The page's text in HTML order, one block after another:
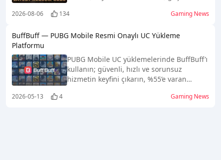
sayfada.
2026-08-06 134 Gaming News
BuffBuff — PUBG Mobile Resmi Onaylı UC Yükleme
Platformu
PUBG Mobile UC yüklemelerinde BuffBuff’ı
kullanın; güvenli, hızlı ve sorunsuz
hizmetin keyfini çıkarın, %55’e varan
2026-05-13 4 Gaming News